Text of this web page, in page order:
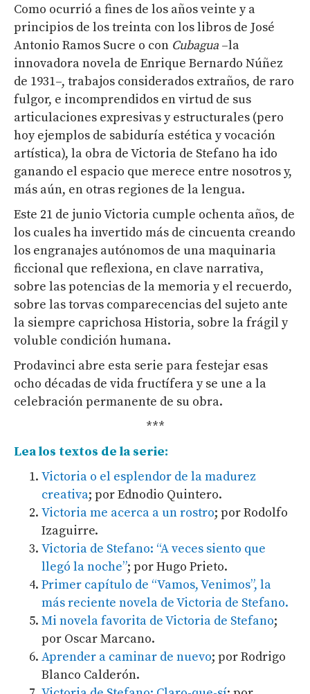
Como ocurrió a fines de los años veinte y a
principios de los treinta con los libros de José
Antonio Ramos Sucre o con Cubagua –la
innovadora novela de Enrique Bernardo Núñez
de 1931–, trabajos considerados extraños, de raro
fulgor, e incomprendidos en virtud de sus
articulaciones expresivas y estructurales (pero
hoy ejemplos de sabiduría estética y vocación
artística), la obra de Victoria de Stefano ha ido
ganando el espacio que merece entre nosotros y,
más aún, en otras regiones de la lengua.
Este 21 de junio Victoria cumple ochenta años, de
los cuales ha invertido más de cincuenta creando
los engranajes autónomos de una maquinaria
ficcional que reflexiona, en clave narrativa,
sobre las potencias de la memoria y el recuerdo,
sobre las torvas comparecencias del sujeto ante
la siempre caprichosa Historia, sobre la frágil y
voluble condición humana.
Prodavinci abre esta serie para festejar esas
ocho décadas de vida fructífera y se une a la
celebración permanente de su obra.
***
Lea los textos de la serie:
Victoria o el esplendor de la madurez
creativa; por Ednodio Quintero.
Victoria me acerca a un rostro; por Rodolfo
Izaguirre.
Victoria de Stefano: “A veces siento que
llegó la noche”; por Hugo Prieto.
Primer capítulo de “Vamos, Venimos”, la
más reciente novela de Victoria de Stefano.
Mi novela favorita de Victoria de Stefano;
por Oscar Marcano.
Aprender a caminar de nuevo; por Rodrigo
Blanco Calderón.